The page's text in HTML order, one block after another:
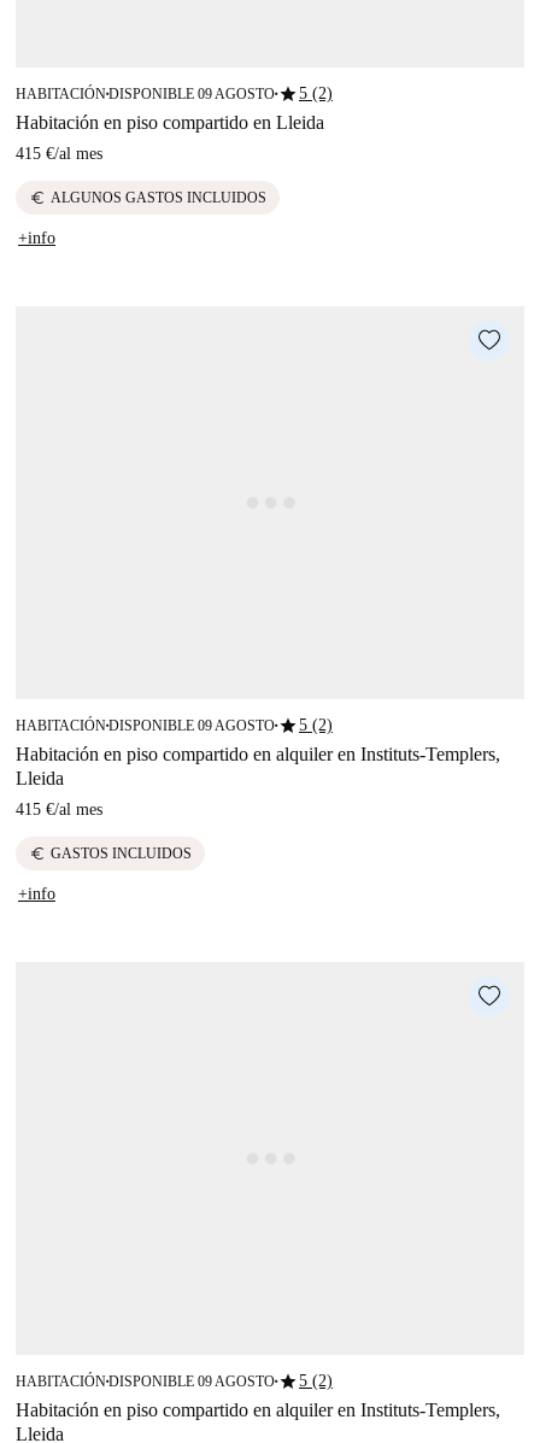
HABITACIÓN■DISPONIBLE 09 AGOSTO■star5 (2)
Habitación en piso compartido en Lleida
415 €/al mes
euro ALGUNOS GASTOS INCLUIDOS
+info
HABITACIÓN■DISPONIBLE 09 AGOSTO■star5 (2)
Habitación en piso compartido en alquiler en Instituts-Templers,
Lleida
415 €/al mes
euro GASTOS INCLUIDOS
+info
HABITACIÓN■DISPONIBLE 09 AGOSTO■star5 (2)
Habitación en piso compartido en alquiler en Instituts-Templers,
Lleida